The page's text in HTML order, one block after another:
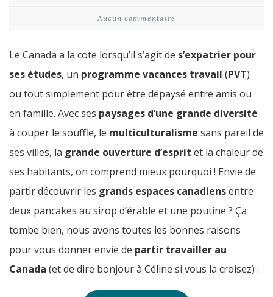
Aucun commentaire
Le Canada a la cote lorsqu’il s’agit de s’expatrier pour
ses études, un programme vacances travail (PVT)
ou tout simplement pour être dépaysé entre amis ou
en famille. Avec ses paysages d’une grande diversité
à couper le souffle, le multiculturalisme sans pareil de
ses villes, la grande ouverture d’esprit et la chaleur de
ses habitants, on comprend mieux pourquoi ! Envie de
partir découvrir les grands espaces canadiensentre
deux pancakes au sirop d’érable et une poutine ? Ça
tombe bien, nous avons toutes les bonnes raisons
pour vous donner envie de partir travailler au
Canada (et de dire bonjour à Céline si vous la croisez) :